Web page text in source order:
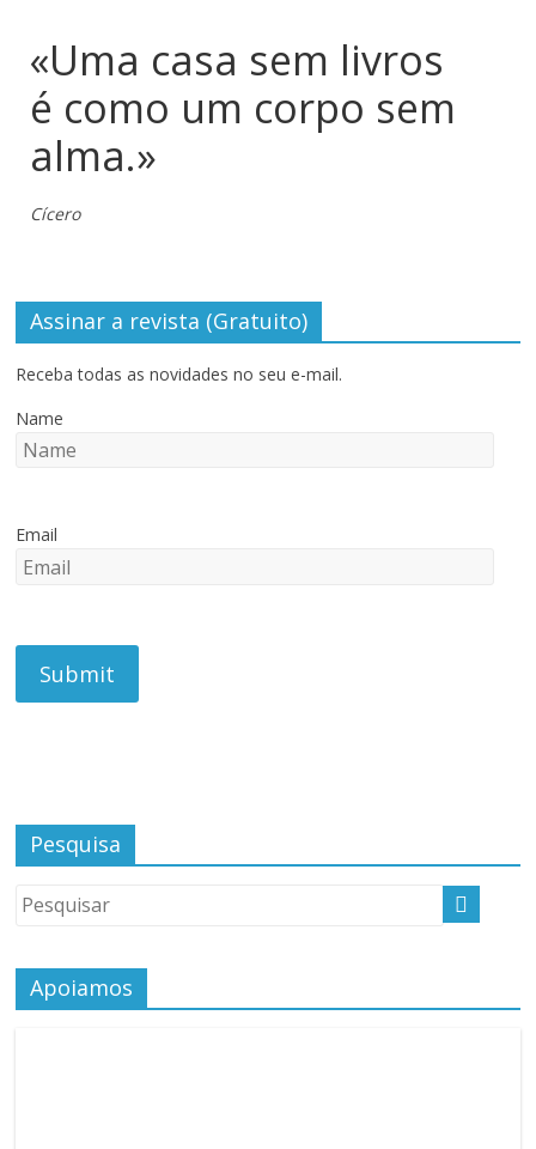
«Uma casa sem livros
é como um corpo sem
alma.»
Cícero
Assinar a revista (Gratuito)
Receba todas as novidades no seu e-mail.
Name
Email
Pesquisa
Apoiamos